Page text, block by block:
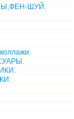
ШУЙ.